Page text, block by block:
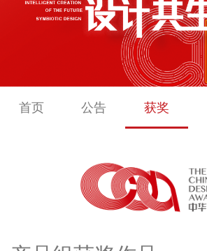
首页 公告 获奖